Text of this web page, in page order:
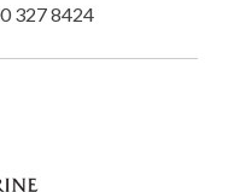
327 8424